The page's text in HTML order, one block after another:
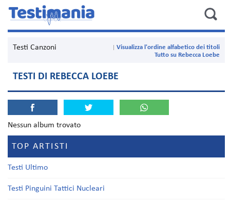
Testi Canzoni
Visualizza l'ordine alfabetico dei titoli
Tutto su Rebecca Loebe
TESTI DI REBECCA LOEBE
Nessun album trovato
TOP ARTISTI
Testi Ultimo
Testi Pinguini Tattici Nucleari